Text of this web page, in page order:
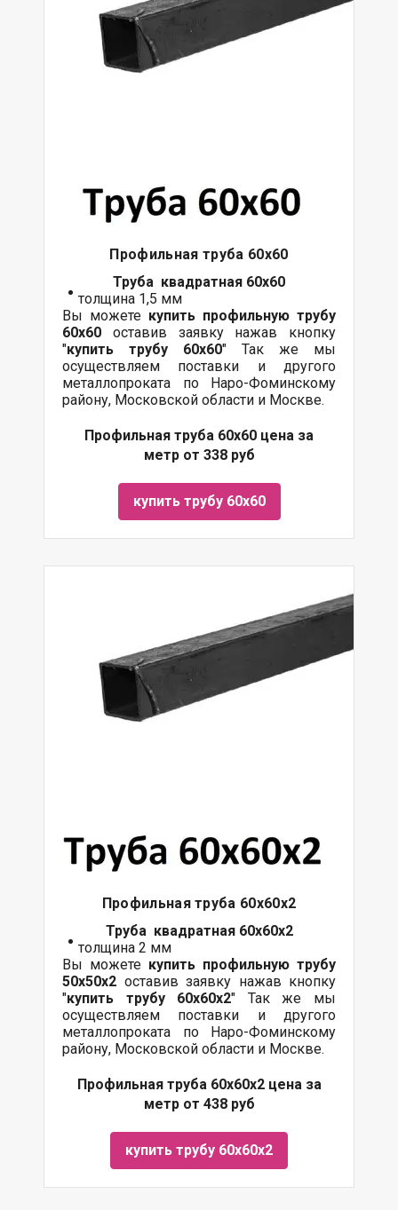
Профильная труба 60х60
Труба квадратная 60х60
толщина 1,5 мм
Вы можете купить профильную трубу
60х60 оставив заявку нажав кнопку
"купить трубу 60х60" Так же мы
осуществляем поставки и другого
металлопроката по Наро-Фоминскому
району, Московской области и Москве.
Профильная труба 60х60 цена за
метр от 338 руб
купить трубу 60х60
Профильная труба 60х60х2
Труба квадратная 60х60х2
толщина 2 мм
Вы можете купить профильную трубу
50х50х2 оставив заявку нажав кнопку
"купить трубу60х60х2" Так же мы
осуществляем поставки и другого
металлопроката по Наро-Фоминскому
району, Московской области и Москве.
Профильная труба 60х60х2 цена за
метр от 438 руб
купить трубу 60х60х2